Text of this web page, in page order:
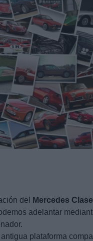
del Mercedes Clase
adelantar
plataforma